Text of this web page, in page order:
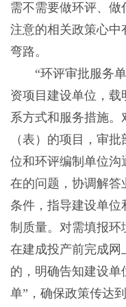
需不需要做环评、
注意的相关政策心中
弯路。
“环评审批服务单
资项目建设单位，
系方式和服务措施
（表）的项目，审
位和环评编制单位
在的问题，协调解答
条件，指导建设单位
制质量。对需填报环
在建成投产前完成
的，明确告知建设单
单”，确保政策传达